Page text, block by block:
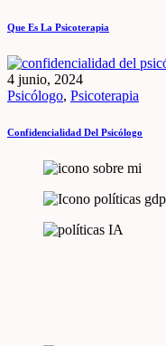
Que Es La Psicoterapia
4 junio, 2024
Psicólogo, Psicoterapia
Confidencialidad Del Psicólogo